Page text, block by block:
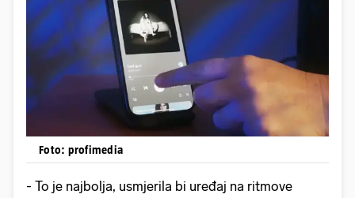
Foto: profimedia
- To je najbolja, usmjerila bi uređaj na ritmove